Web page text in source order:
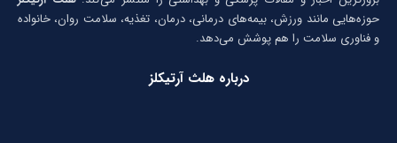
حوزه‌هایی مانند ورزش، بیمه‌های درمانی، درمان، تغذیه، سلامت روان، خانواده
و فناوری سلامت را هم پوشش می‌دهد.
درباره هلث آرتیکلز